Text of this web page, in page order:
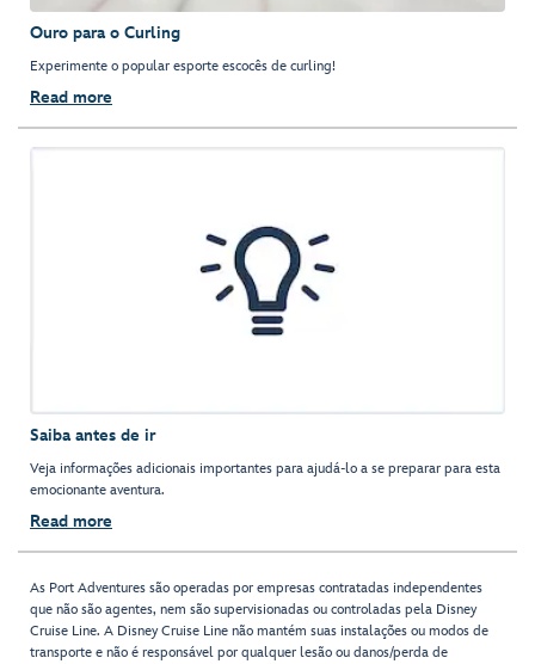
Ouro para o Curling
Experimente o popular esporte escocês de curling!
Read more
Saiba antes de ir
Veja informações adicionais importantes para ajudá-lo a se preparar para esta
emocionante aventura.
Read more
As Port Adventures são operadas por empresas contratadas independentes
que não são agentes, nem são supervisionadas ou controladas pela Disney
Cruise Line. A Disney Cruise Line não mantém suas instalações ou modos de
transporte e não é responsável por qualquer lesão ou danos/perda de